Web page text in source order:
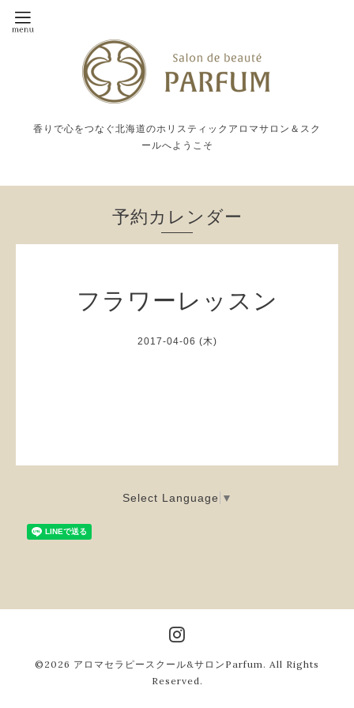
香りで心をつなぐ北海道のホリスティックアロマサロン＆スク
ールへようこそ
予約カレンダー
フラワーレッスン
2017-04-06 (木)
Select Language ▼
©2026 アロマセラピースクール&サロンParfum . All Rights
Reserved.